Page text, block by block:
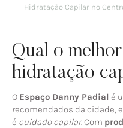
Hidratação Capilar no
Qual o
hidratação
O Espaço Danny Padial é
recomendados da cidade,
é cuidado capilar. Com